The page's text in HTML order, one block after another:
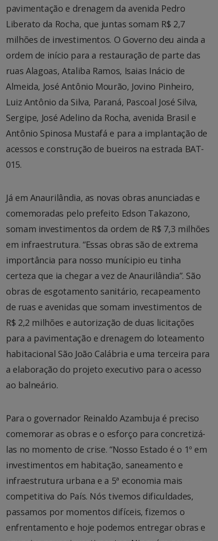
pavimentação e drenagem da avenida Pedro
Liberato da Rocha, que juntas somam R$ 2,7
milhões de investimentos. O Governo deu ainda a
ordem de início para a restauração de parte das
ruas Alagoas, Ataliba Ramos, Isaias Inácio de
Almeida, José Antônio Mourão, Jovino Pinheiro,
Luiz Antônio da Silva, Paraná, Pascoal José Silva,
Sergipe, José Adelino da Rocha, avenida Brasil e
Antônio Spinosa Mustafá e para a implantação de
acessos e construção de bueiros na estrada BAT-
015.
Já em Anaurilândia, as novas obras anunciadas e
comemoradas pelo prefeito Edson Takazono,
somam investimentos da ordem de R$ 7,3 milhões
em infraestrutura. “Essas obras são de extrema
importância para nosso munícipio eu tinha
certeza que ia chegar a vez de Anaurilândia”. São
obras de esgotamento sanitário, recapeamento
de ruas e avenidas que somam investimentos de
R$ 2,2 milhões e autorização de duas licitações
para a pavimentação e drenagem do loteamento
habitacional São João Calábria e uma terceira para
a elaboração do projeto executivo para o acesso
ao balneário.
Para o governador Reinaldo Azambuja é preciso
comemorar as obras e o esforço para concretizá-
las no momento de crise. “Nosso Estado é o 1º em
investimentos em habitação, saneamento e
infraestrutura urbana e a 5ª economia mais
competitiva do País. Nós tivemos dificuldades,
passamos por momentos difíceis, fizemos o
enfrentamento e hoje podemos entregar obras e